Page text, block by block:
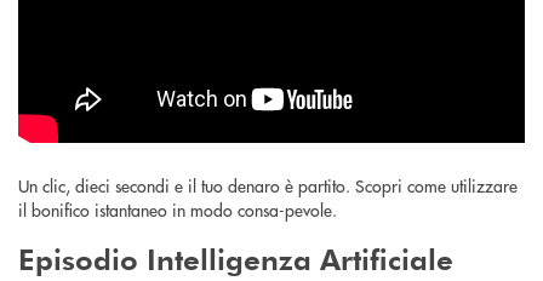
Un clic, dieci secondi e il tuo denaro è partito. Scopri come utilizzare
il bonifico istantaneo in modo consa-pevole.
Episodio Intelligenza Artificiale